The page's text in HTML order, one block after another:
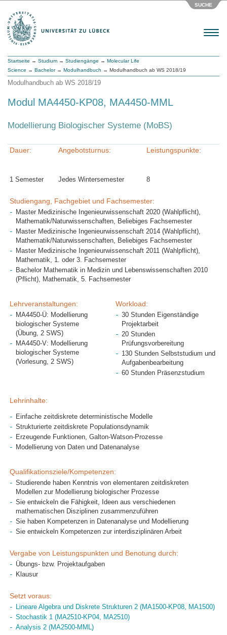
SUCHE
Menu
Startseite → Studium → Studiengänge → Molecular Life
Science → Bachelor→ Modulhandbuch → Modulhandbuch ab WS 2018/19
Modulhandbuch ab WS 2018/19
Modul MA4450-KP08, MA4450-MML
Modellierung Biologischer Systeme (MoBS)
Dauer:
1 Semester
Angebotsturnus:
Jedes Wintersemester
Leistungspunkte:
8
Studiengang, Fachgebiet und Fachsemester:
Master Medizinische Ingenieurwissenschaft 2020 (Wahlpflicht),
Mathematik/Naturwissenschaften, Beliebiges Fachsemester
Master Medizinische Ingenieurwissenschaft 2014 (Wahlpflicht),
Mathematik/Naturwissenschaften, Beliebiges Fachsemester
Master Medizinische Ingenieurwissenschaft 2011 (Wahlpflicht),
Mathematik, 1. oder 3. Fachsemester
Bachelor Mathematik in Medizin und Lebenswissenschaften 2010
(Pflicht), Mathematik, 5. Fachsemester
Lehrveranstaltungen:
MA4450-Ü: Modellierung
biologischer Systeme
(Übung, 2 SWS)
MA4450-V: Modellierung
biologischer Systeme
(Vorlesung, 2 SWS)
Workload:
30 Stunden Eigenständige
Projektarbeit
20 Stunden
Prüfungsvorbereitung
130 Stunden Selbststudium und
Aufgabenbearbeitung
60 Stunden Präsenzstudium
Lehrinhalte:
Einfache zeitdiskrete deterministische Modelle
Strukturierte zeitdiskrete Populationsdynamik
Erzeugende Funktionen, Galton-Watson-Prozesse
Modellierung von Daten und Datenanalyse
Qualifikationsziele/Kompetenzen:
Studierende haben Kenntnis von elementaren zeitdiskreten
Modellen zur Modellierung biologischer Prozesse
Sie entwickeln die Fähigkeit, Ideen aus verschiedenen
mathematischen Disziplinen zusammenzuführen
Sie haben Kompetenzen in Datenanalyse und Modellierung
Sie entwickeln Kompetenzen zur interdisziplinären Arbeit
Vergabe von Leistungspunkten und Benotung durch:
Übungs- bzw. Projektaufgaben
Klausur
Setzt voraus:
Lineare Algebra und Diskrete Strukturen 2 (MA1500-KP08, MA1500)
Stochastik 1 (MA2510-KP04, MA2510)
Analysis 2 (MA2500-MML)